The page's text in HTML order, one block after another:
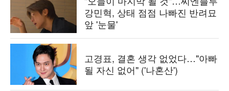
강민혁, 상태 점점 나빠진 반려묘
앞 '눈물'
고경표, 결혼 생각 없었다…"아빠
될 자신 없어" ('나혼산')